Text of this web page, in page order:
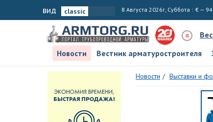
вид 8 Августа 2026г, Суббота € —
Новости
Вестник арматуростроителя
Новости Выставки и